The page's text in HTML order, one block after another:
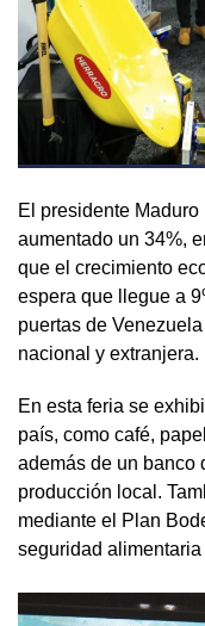
El presidente
aumentado un 34%,
que el crecimiento
espera que llegue a
puertas de
nacional y extranjera.
En esta feria se
país, como café,
además de un banco
producción local.
mediante el Plan
seguridad